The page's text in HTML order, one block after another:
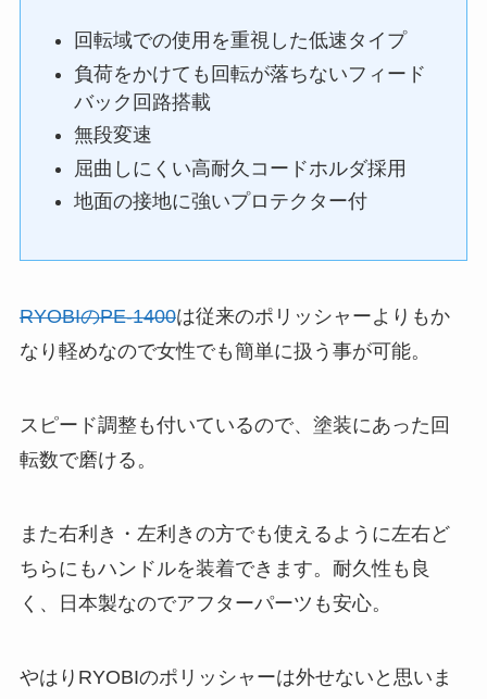
回転域での使用を重視した低速タイプ
負荷をかけても回転が落ちないフィード
バック回路搭載
無段変速
屈曲しにくい高耐久コードホルダ採用
地面の接地に強いプロテクター付
RYOBIのPE-1400は従来のポリッシャーよりもか
なり軽めなので女性でも簡単に扱う事が可能。
スピード調整も付いているので、塗装にあった回
転数で磨ける。
また右利き・左利きの方でも使えるように左右ど
ちらにもハンドルを装着できます。耐久性も良
く、日本製なのでアフターパーツも安心。
やはりRYOBIのポリッシャーは外せないと思いま